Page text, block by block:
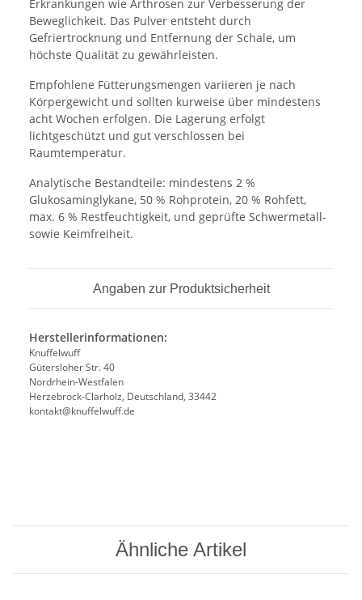
Erkrankungen wie Arthrosen zur Verbesserung der
Beweglichkeit. Das Pulver entsteht durch
Gefriertrocknung und Entfernung der Schale, um
höchste Qualität zu gewährleisten.
Empfohlene Fütterungsmengen variieren je nach
Körpergewicht und sollten kurweise über mindestens
acht Wochen erfolgen. Die Lagerung erfolgt
lichtgeschützt und gut verschlossen bei
Raumtemperatur.
Analytische Bestandteile: mindestens 2 %
Glukosaminglykane, 50 % Rohprotein, 20 % Rohfett,
max. 6 % Restfeuchtigkeit, und geprüfte Schwermetall-
sowie Keimfreiheit.
Angaben zur Produktsicherheit
Herstellerinformationen:
Knuffelwuff
Gütersloher Str. 40
Nordrhein-Westfalen
Herzebrock-Clarholz, Deutschland, 33442
kontakt@knuffelwuff.de
Ähnliche Artikel